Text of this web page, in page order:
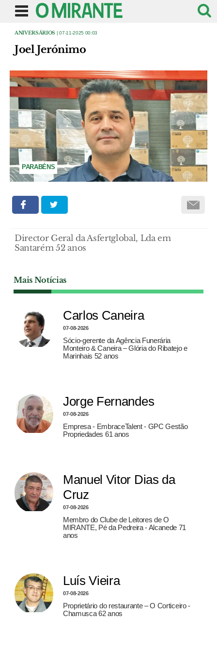
ANIVERSÁRIOS | 07-11-2025 00:03
Joel Jerónimo
PARABÉNS
Director Geral da Asfertglobal, Lda em
Santarém 52 anos
Mais Notícias
Carlos Caneira
07-08-2026
Sócio-gerente da Agência Funerária
Monteiro & Caneira – Glória do Ribatejo e
Marinhais 52 anos
Jorge Fernandes
07-08-2026
Empresa - EmbraceTalent - GPC Gestão
Propriedades 61 anos
Manuel Vitor Dias da
Cruz
07-08-2026
Membro do Clube de Leitores de O
MIRANTE, Pé da Pedreira - Alcanede 71
anos
Luís Vieira
07-08-2026
Proprietário do restaurante – O Corticeiro -
Chamusca 62 anos